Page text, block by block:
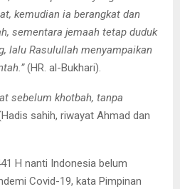
kemudian ia berangkat dan
sementara jemaah tetap duduk
lalu Rasulullah menyampaikan
(HR. al-Bukhari).
sebelum khotbah, tanpa
sahih, riwayat Ahmad dan
H nanti Indonesia belum
Covid-19, kata Pimpinan